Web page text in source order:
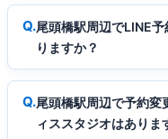
尾頭橋駅周辺でLINE
りますか？
尾頭橋駅周辺で予約変
ィススタジオはありま